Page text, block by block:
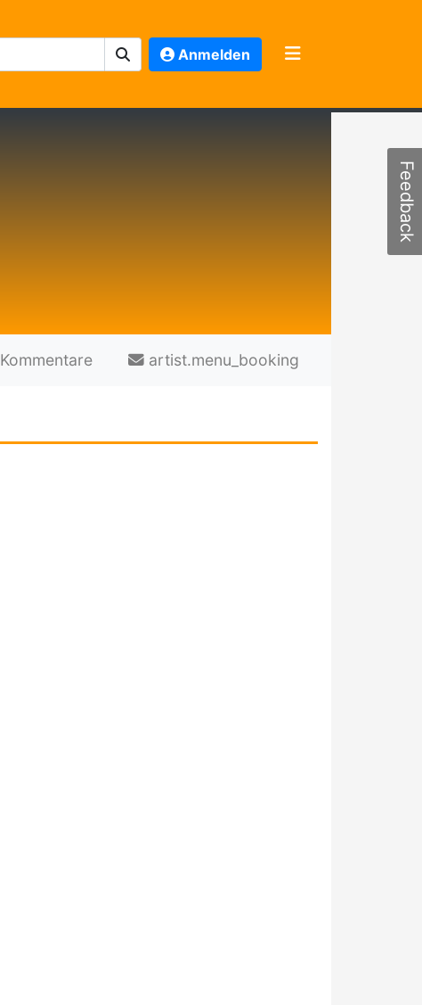
Anmelden
Kommentare artist.menu_booking
Feedback